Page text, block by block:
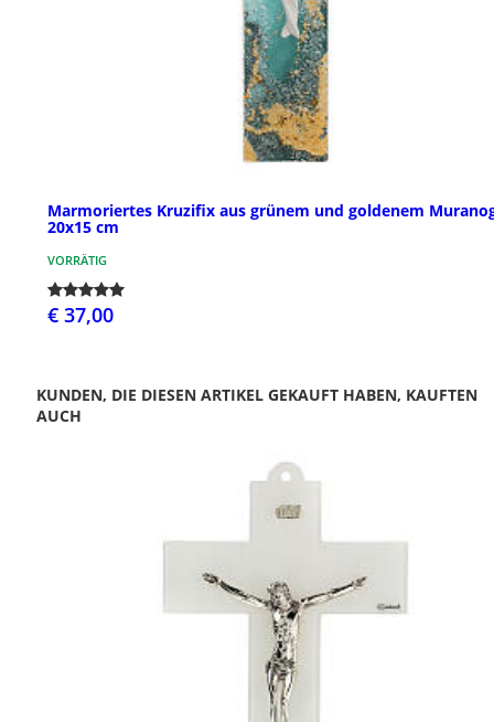
Marmoriertes Kruzifix aus grünem und goldenem
20x15 cm
VORRÄTIG
€ 37,00
KUNDEN, DIE DIESEN ARTIKEL GEKAUFT HABEN, KAUFTEN
AUCH